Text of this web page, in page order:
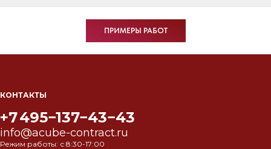
ПРИМЕРЫ РАБОТ
КОНТАКТЫ
+7 495−137−43−43
info@acube-contract.ru
Режим работы: с 8:30-17:00